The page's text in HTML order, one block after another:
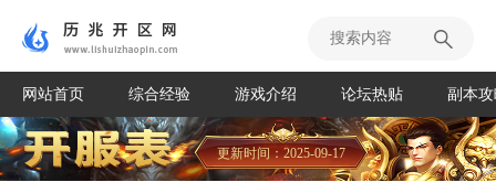
网站首页 综合经验 游戏介绍 论坛热贴 副本
更新时间：2025-09-17